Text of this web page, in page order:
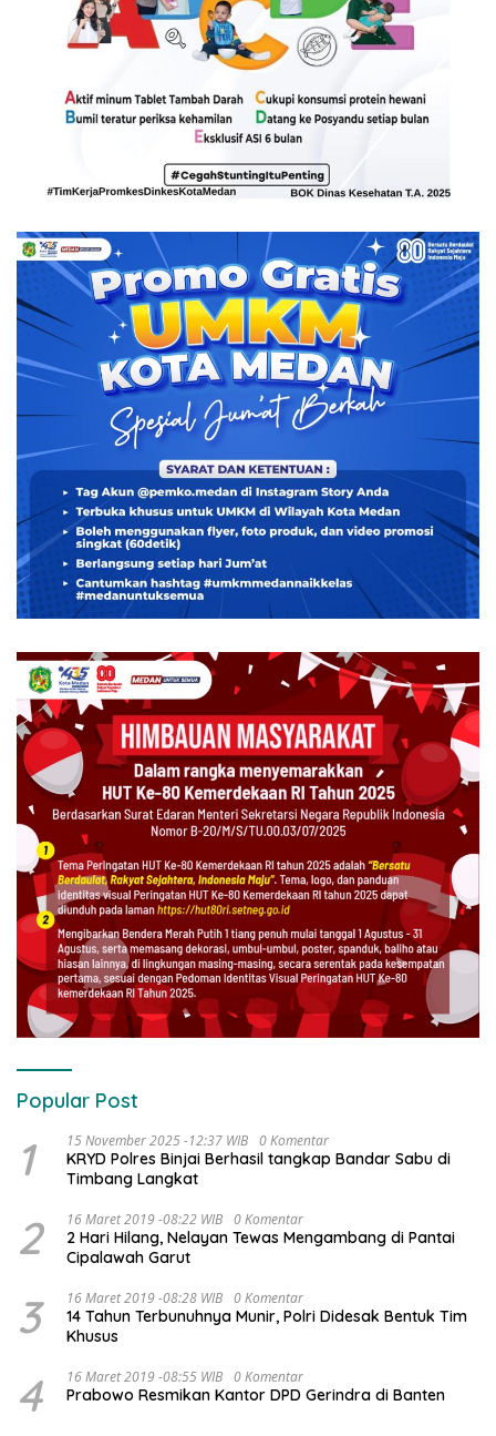
Popular Post
1 15 November 2025 -12:37 WIB 0 Komentar
KRYD Polres Binjai Berhasil tangkap Bandar Sabu di
Timbang Langkat
2 16 Maret 2019 -08:22 WIB 0 Komentar
2 Hari Hilang, Nelayan Tewas Mengambang di Pantai
Cipalawah Garut
3 16 Maret 2019 -08:28 WIB 0 Komentar
14 Tahun Terbunuhnya Munir, Polri Didesak Bentuk Tim
Khusus
4 16 Maret 2019 -08:55 WIB 0 Komentar
Prabowo Resmikan Kantor DPD Gerindra di Banten